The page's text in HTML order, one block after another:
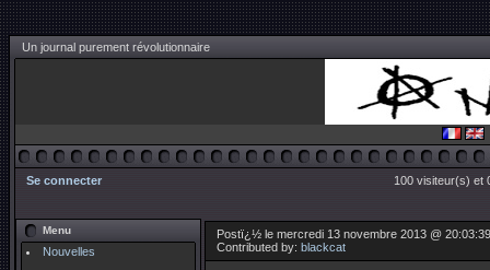
Un journal purement révolutionnaire
Se connecter 100 visiteur(s) et
Menu
Nouvelles
Postï¿½ le mercredi 13 novembre 2013 @
Contributed by: blackcat